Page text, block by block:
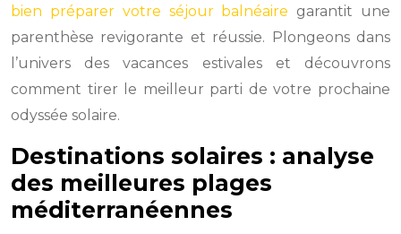
bien préparer votre séjour balnéaire garantit une
parenthèse revigorante et réussie. Plongeons dans
l’univers des vacances estivales et découvrons
comment tirer le meilleur parti de votre prochaine
odyssée solaire.
Destinations solaires : analyse
des meilleures plages
méditerranéennes